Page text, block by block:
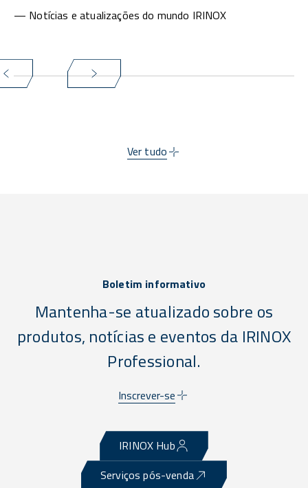
— Notícias e atualizações do mundo IRINOX
Ver tudo
Boletim informativo
Mantenha-se atualizado sobre os
produtos, notícias e eventos da IRINOX
Professional.
Inscrever-se
IRINOX Hub
Serviços pós-venda